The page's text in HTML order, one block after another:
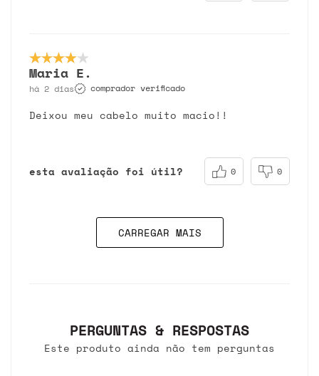
Maria E.
há 2 dias comprador verificado
Deixou meu cabelo muito macio!!
esta avaliação foi útil? 0 0
CARREGAR MAIS
PERGUNTAS & RESPOSTAS
Este produto ainda não tem perguntas